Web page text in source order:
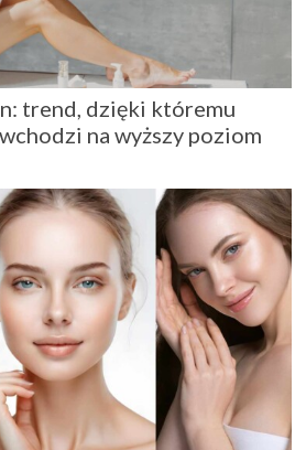
trend, dzięki któremu
na wyższy poziom